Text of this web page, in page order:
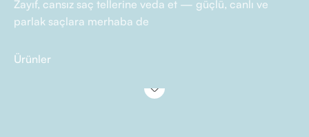
Zayıf, cansız saç tellerine veda et — güçlü, canlı ve
parlak saçlara merhaba de
Ürünler